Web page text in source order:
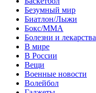
Безумный мир
Биатлон/Лыжи
Бокс/MMA
Болезни и лекарства
В мире
В России
Вещи
Военные новости
Волейбол